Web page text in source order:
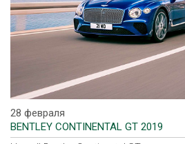
28 февраля
BENTLEY CONTINENTAL GT 2019